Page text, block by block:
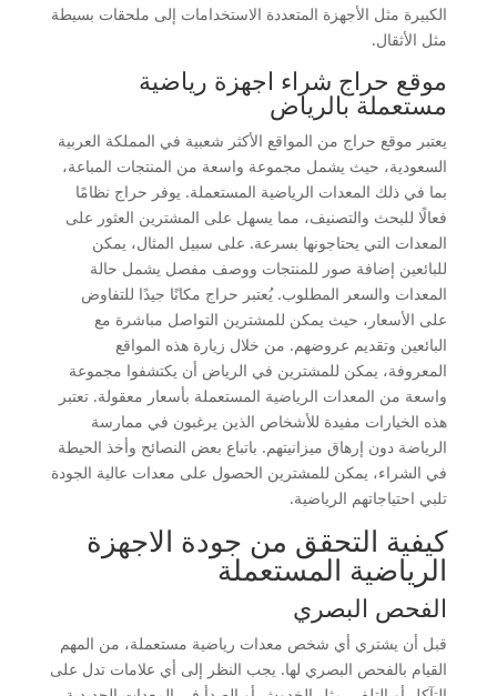
الكبيرة مثل الأجهزة المتعددة الاستخدامات إلى ملحقات بسيطة
مثل الأثقال.
موقع حراج شراء اجهزة رياضية
مستعملة بالرياض
يعتبر موقع حراج من المواقع الأكثر شعبية في المملكة العربية
السعودية، حيث يشمل مجموعة واسعة من المنتجات المباعة،
بما في ذلك المعدات الرياضية المستعملة. يوفر حراج نظامًا
فعالًا للبحث والتصنيف، مما يسهل على المشترين العثور على
المعدات التي يحتاجونها بسرعة. على سبيل المثال، يمكن
للبائعين إضافة صور للمنتجات ووصف مفصل يشمل حالة
المعدات والسعر المطلوب. يُعتبر حراج مكانًا جيدًا للتفاوض
على الأسعار، حيث يمكن للمشترين التواصل مباشرة مع
البائعين وتقديم عروضهم. من خلال زيارة هذه المواقع
المعروفة، يمكن للمشترين في الرياض أن يكتشفوا مجموعة
واسعة من المعدات الرياضية المستعملة بأسعار معقولة. تعتبر
هذه الخيارات مفيدة للأشخاص الذين يرغبون في ممارسة
الرياضة دون إرهاق ميزانيتهم. باتباع بعض النصائح وأخذ الحيطة
في الشراء، يمكن للمشترين الحصول على معدات عالية الجودة
تلبي احتياجاتهم الرياضية.
كيفية التحقق من جودة الاجهزة
الرياضية المستعملة
الفحص البصري
قبل أن يشتري أي شخص معدات رياضية مستعملة، من المهم
القيام بالفحص البصري لها. يجب النظر إلى أي علامات تدل على